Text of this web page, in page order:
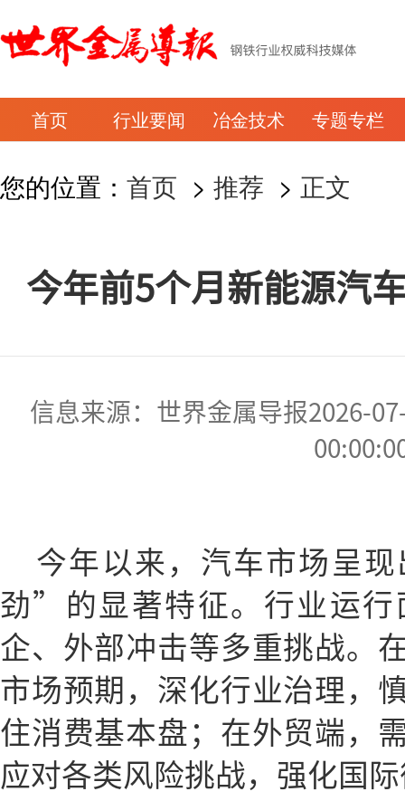
首页 行业要闻 冶金技术 专题专栏
您的位置： 首页 > 推荐 > 正文
今年前5个月新能源汽
信息来源：世界金属导报2026-
今年以来，汽车市场呈
劲”的显著特征。行业运行
企、外部冲击等多重挑战。
市场预期，深化行业治理，
住消费基本盘；在外贸端，
应对各类风险挑战，强化国